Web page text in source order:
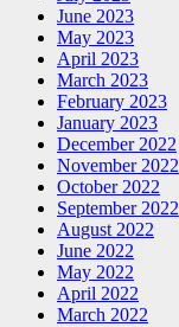
June 2023
May 2023
April 2023
March 2023
February 2023
January 2023
December 2022
November 2022
October 2022
September 2022
August 2022
June 2022
May 2022
April 2022
March 2022